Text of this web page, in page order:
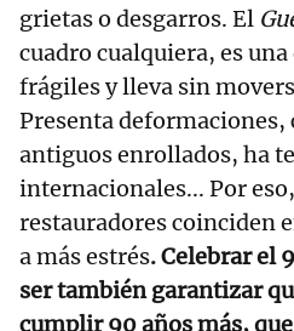
grietas o desgarros. El
cuadro cualquiera, es una
frágiles y lleva sin
Presenta deformaciones,
antiguos enrollados, ha
internacionales... Por
restauradores coinciden
a más estrés. Celebrar el
ser también garantizar
cumplir 90 años más,